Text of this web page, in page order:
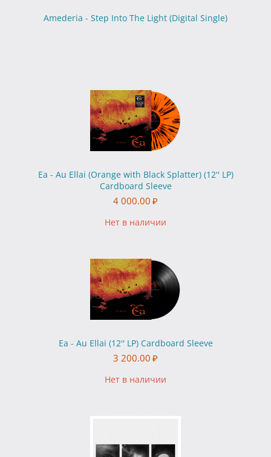
Amederia - Step Into The Light (Digital Single)
Ea - Au Ellai (Orange with Black Splatter) (12'' LP)
Cardboard Sleeve
4 000.00 ₽
Нет в наличии
Ea - Au Ellai (12'' LP) Cardboard Sleeve
3 200.00 ₽
Нет в наличии